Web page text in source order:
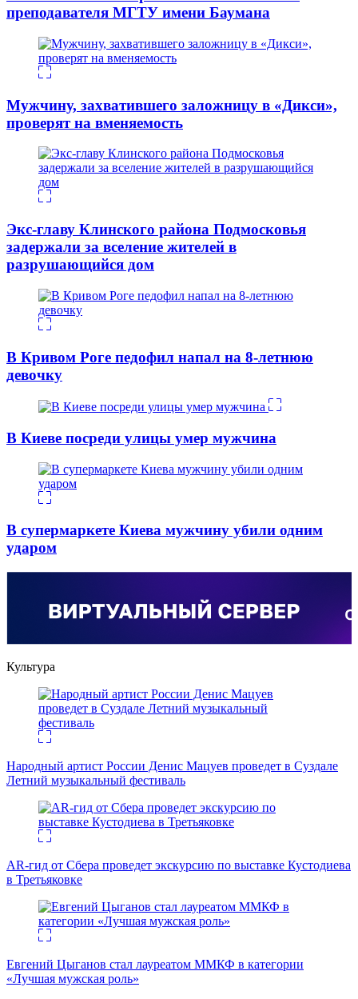
преподавателя МГТУ имени Баумана
Мужчину, захватившего заложницу в «Дикси»,
проверят на вменяемость
Экс-главу Клинского района Подмосковья
задержали за вселение жителей в
разрушающийся дом
В Кривом Роге педофил напал на 8-летнюю
девочку
В Киеве посреди улицы умер мужчина
В супермаркете Киева мужчину убили одним
ударом
Культура
Народный артист России Денис Мацуев проведет в Суздале
Летний музыкальный фестиваль
AR-гид от Сбера проведет экскурсию по выставке Кустодиева
в Третьяковке
Евгений Цыганов стал лауреатом ММКФ в категории
«Лучшая мужская роль»